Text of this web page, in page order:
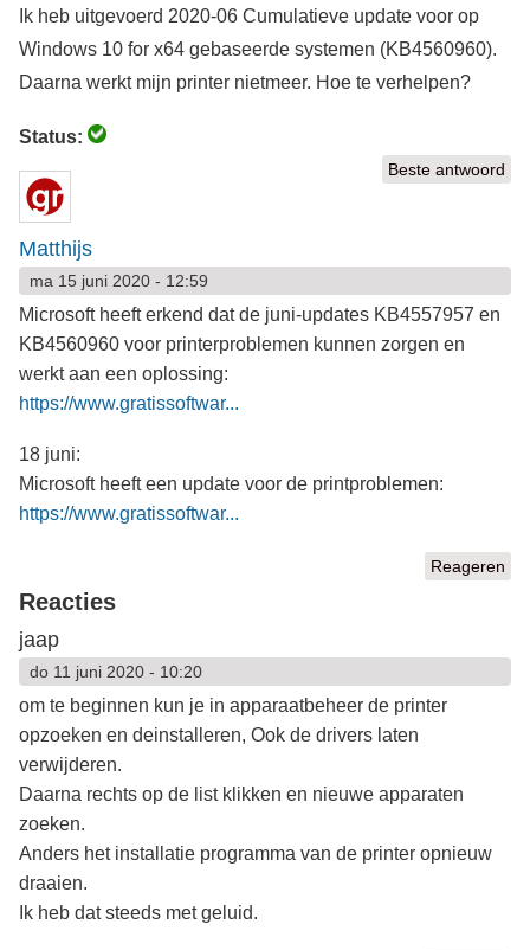
Ik heb uitgevoerd 2020-06 Cumulatieve update voor op
Windows 10 for x64 gebaseerde systemen (KB4560960).
Daarna werkt mijn printer nietmeer. Hoe te verhelpen?
Status:
Beste antwoord
Matthijs
ma 15 juni 2020 - 12:59
Microsoft heeft erkend dat de juni-updates KB4557957 en
KB4560960 voor printerproblemen kunnen zorgen en
werkt aan een oplossing:
https://www.gratissoftwar...
18 juni:
Microsoft heeft een update voor de printproblemen:
https://www.gratissoftwar...
Reageren
Reacties
jaap
do 11 juni 2020 - 10:20
om te beginnen kun je in apparaatbeheer de printer
opzoeken en deinstalleren, Ook de drivers laten
verwijderen.
Daarna rechts op de list klikken en nieuwe apparaten
zoeken.
Anders het installatie programma van de printer opnieuw
draaien.
Ik heb dat steeds met geluid.